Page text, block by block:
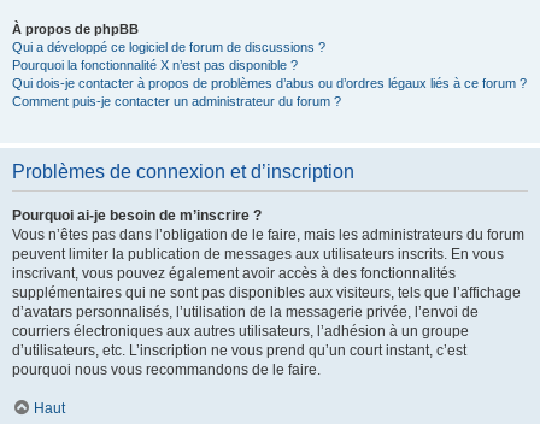
À propos de phpBB
Qui a développé ce logiciel de forum de discussions ?
Pourquoi la fonctionnalité X n’est pas disponible ?
Qui dois-je contacter à propos de problèmes d’abus ou d’ordres légaux liés à ce forum ?
Comment puis-je contacter un administrateur du forum ?
Problèmes de connexion et d’inscription
Pourquoi ai-je besoin de m’inscrire ?
Vous n’êtes pas dans l’obligation de le faire, mais les administrateurs du forum
peuvent limiter la publication de messages aux utilisateurs inscrits. En vous
inscrivant, vous pouvez également avoir accès à des fonctionnalités
supplémentaires qui ne sont pas disponibles aux visiteurs, tels que l’affichage
d’avatars personnalisés, l’utilisation de la messagerie privée, l’envoi de
courriers électroniques aux autres utilisateurs, l’adhésion à un groupe
d’utilisateurs, etc. L’inscription ne vous prend qu’un court instant, c’est
pourquoi nous vous recommandons de le faire.
Haut